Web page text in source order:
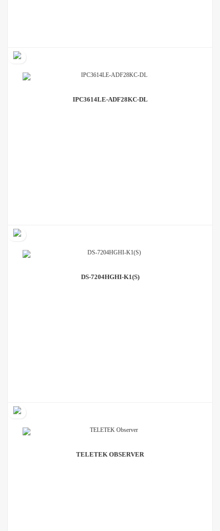
IPC3614LE-ADF28KC-DL
DS-7204HGHI-K1(S)
TELETEK OBSERVER